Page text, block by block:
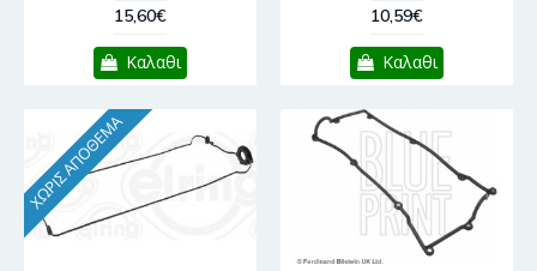
15,60€
Καλαθι
10,59€
Καλαθι
ΧΩΡΊΣ ΑΠΌΘΕΜΑ